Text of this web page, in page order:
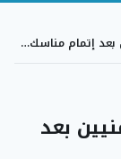
بعد إتمام مناسك…
بعد